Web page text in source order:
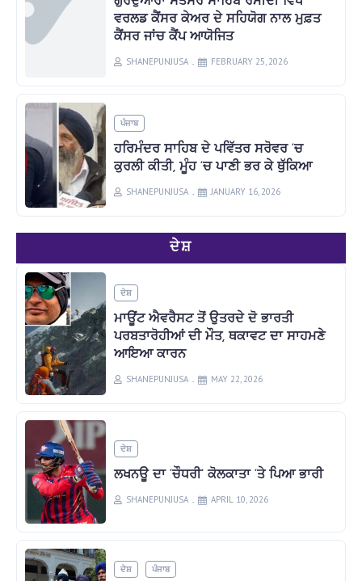
ਵਰਲਡ ਕੈਂਸਰ ਕੇਅਰ ਦੇ ਸਹਿਯੋਗ ਨਾਲ ਮੁਫ਼ਤ
ਕੈਂਸਰ ਜਾਂਚ ਕੈਂਪ ਆਯੋਜਿਤ
SHANEPUNJUSA FEBRUARY 25, 2026
ਪੰਜਾਬ
ਹਰਿਮੰਦਰ ਸਾਹਿਬ ਦੇ ਪਵਿੱਤਰ ਸਰੋਵਰ ‘ਚ
ਕੁਰਲੀ ਕੀਤੀ, ਮੂੰਹ ‘ਚ ਪਾਣੀ ਭਰ ਕੇ ਥੁੱਕਿਆ
SHANEPUNJUSA JANUARY 16, 2026
ਦੇਸ਼
ਦੇਸ਼
ਮਾਊਂਟ ਐਵਰੈਸਟ ਤੋਂ ਉਤਰਦੇ ਦੋ ਭਾਰਤੀ
ਪਰਬਤਾਰੋਹੀਆਂ ਦੀ ਮੌਤ, ਥਕਾਵਟ ਦਾ ਸਾਹਮਣੇ
ਆਇਆ ਕਾਰਨ
SHANEPUNJUSA MAY 22, 2026
ਦੇਸ਼
ਲਖਨਊ ਦਾ ‘ਚੌਧਰੀ’ ਕੋਲਕਾਤਾ ‘ਤੇ ਪਿਆ ਭਾਰੀ
SHANEPUNJUSA APRIL 10, 2026
ਦੇਸ਼ ਪੰਜਾਬ